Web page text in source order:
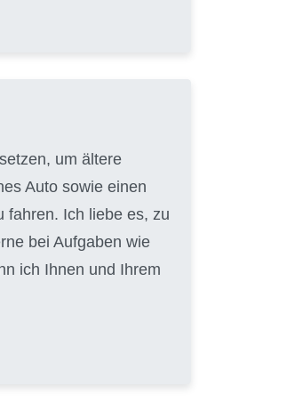
um ältere
Auto sowie einen
fahren. Ich liebe es, zu
bei Aufgaben wie
ich Ihnen und Ihrem